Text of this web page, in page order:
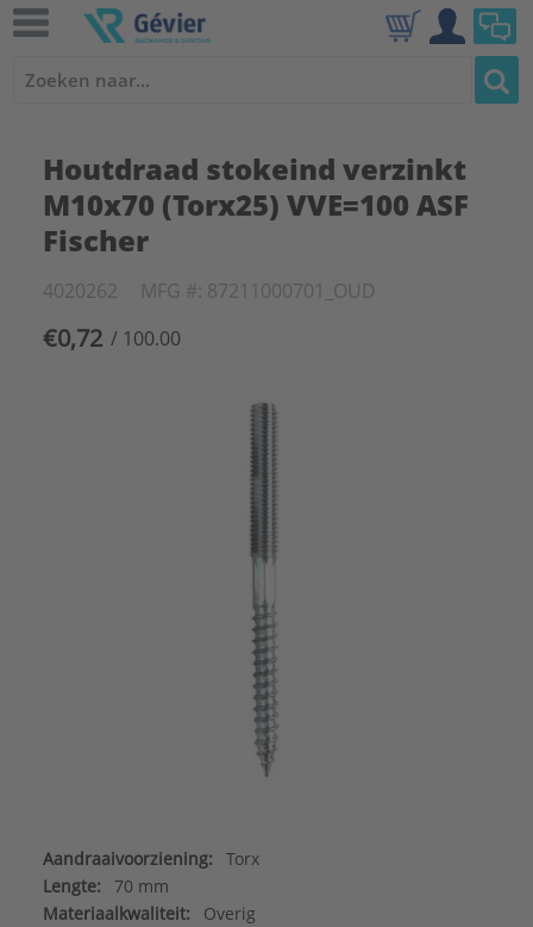
Houtdraad stokeind verzinkt
M10x70 (Torx25) VVE=100 ASF
Fischer
4020262 MFG #: 87211000701_OUD
€0,72 / 100.00
Aandraaivoorziening:
Torx
Lengte:
70 mm
Materiaalkwaliteit:
Overig